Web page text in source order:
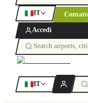
IT
Accedi
IT